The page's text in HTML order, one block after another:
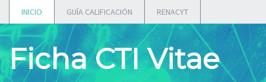
INICIO GUÍA CALIFICACIÓN RENACYT
Ficha CTI Vitae